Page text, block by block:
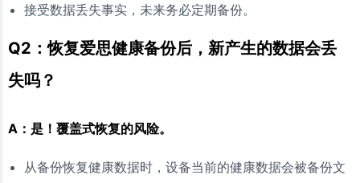
接受数据丢失事实，未来务必定期备份。
Q2：恢复爱思健康备份后，新产生的数据会丢
失吗？
A：是！覆盖式恢复的风险。
从备份恢复健康数据时，设备当前的健康数据会被备份文